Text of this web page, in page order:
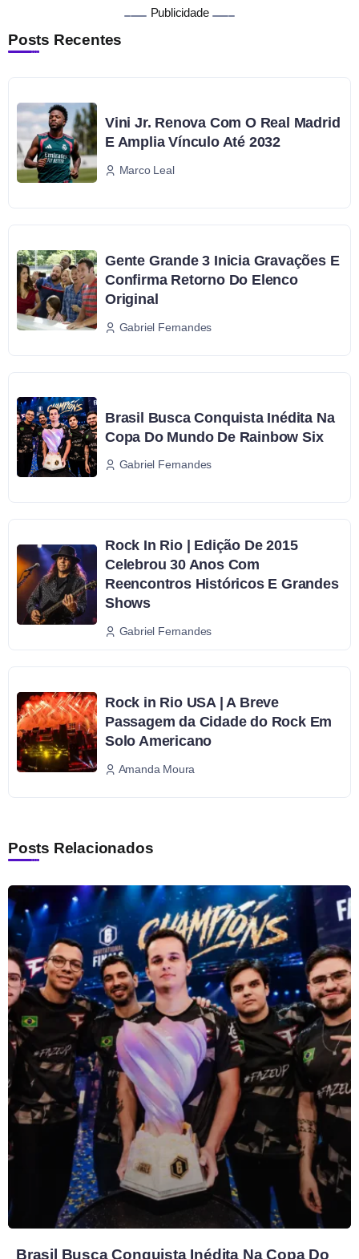
Publicidade
Posts Recentes
Vini Jr. Renova Com O Real Madrid
E Amplia Vínculo Até 2032
Marco Leal
Gente Grande 3 Inicia Gravações E
Confirma Retorno Do Elenco
Original
Gabriel Fernandes
Brasil Busca Conquista Inédita Na
Copa Do Mundo De Rainbow Six
Gabriel Fernandes
Rock In Rio | Edição De 2015
Celebrou 30 Anos Com
Reencontros Históricos E Grandes
Shows
Gabriel Fernandes
Rock in Rio USA | A Breve
Passagem da Cidade do Rock Em
Solo Americano
Amanda Moura
Posts Relacionados
Brasil Busca Conquista Inédita Na Copa Do